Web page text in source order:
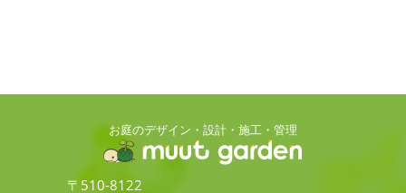
お庭のデザイン・設計・施工・管理
〒510-8122